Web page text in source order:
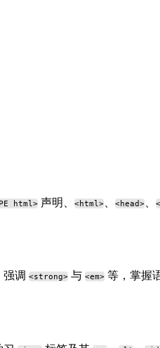
html> 声明、 <html> <head>
强调 <strong> 与 <em> 等，掌握